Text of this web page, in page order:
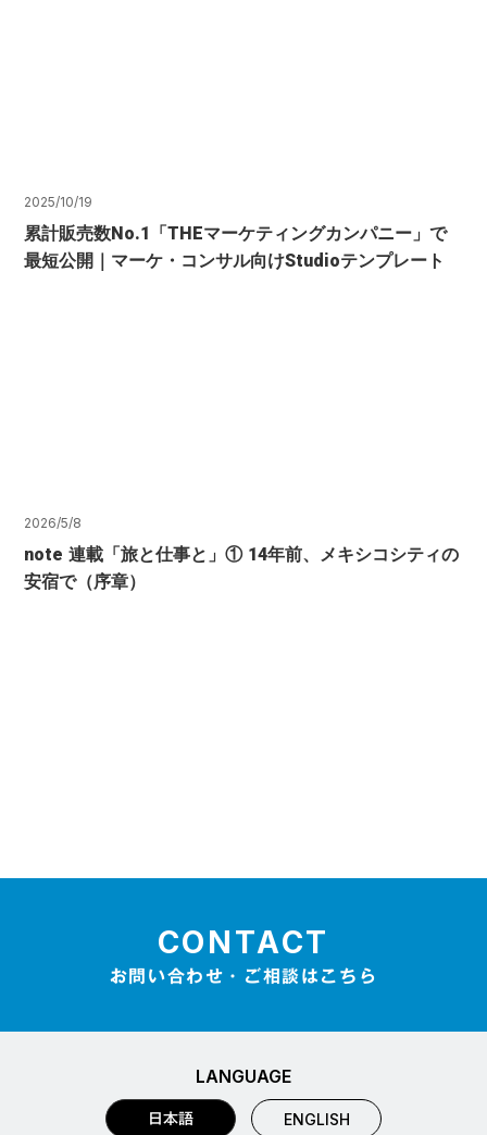
2025/10/19
累計販売数No.1「THEマーケティングカンパニー」で
最短公開｜マーケ・コンサル向けStudioテンプレート
2026/5/8
note 連載「旅と仕事と」① 14年前、メキシコシティの
安宿で（序章）
CONTACT
お問い合わせ・ご相談はこちら
LANGUAGE
日本語 ENGLISH